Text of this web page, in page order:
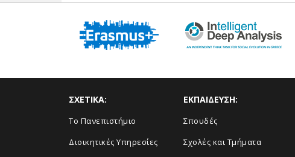
ΣΧΕΤΙΚΑ:
Το Πανεπιστήμιο
Διοικητικές Υπηρεσίες
ΕΚΠΑΙΔΕΥΣΗ:
Σπουδές
Σχολές και Τμήματα